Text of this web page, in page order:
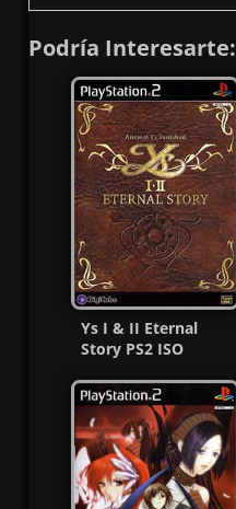
Podría Interesarte:
Ys I & II Eternal
Story PS2 ISO